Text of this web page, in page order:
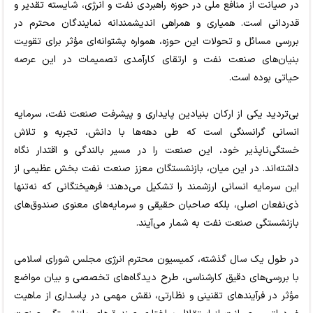
در صیانت از منافع ملی در حوزه راهبردی نفت و انرژی، شایسته تقدیر و
قدردانی است. همیاری و همراهی اندیشمندانه نمایندگان محترم در
بررسی مسائل و تحولات این حوزه، همواره پشتوانه‌ای مؤثر برای تقویت
بنیان‌های صنعت نفت و ارتقای کارآمدی تصمیمات در این عرصه
حیاتی بوده است.
بی‌تردید یکی از ارکان بنیادین پایداری و پیشرفت صنعت نفت، سرمایه
انسانی گرانسنگی است که طی دهه‌ها با دانش، تجربه و تلاش
خستگی‌ناپذیر خود، این صنعت را در مسیر بالندگی و اقتدار نگاه
داشته‌اند. در این میان، بازنشستگان معزز صنعت نفت بخش عظیمی از
این سرمایه انسانی ارزشمند را تشکیل می‌دهند؛ فرهیختگانی که نه‌تنها
ذی‌نفعان اصلی، بلکه صاحبان حقیقی و سرمایه‌های معنوی صندوق‌های
بازنشستگی صنعت نفت به شمار می‌آیند.
در طول یک سال گذشته، کمیسیون محترم انرژی مجلس شورای اسلامی
با بررسی‌های دقیق کارشناسی، طرح دیدگاه‌های تخصصی و بیان مواضع
مؤثر در فرآیندهای تقنینی و نظارتی، نقش مهمی در پاسداری از ماهیت